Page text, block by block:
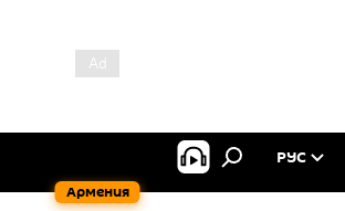
Армения
РУС